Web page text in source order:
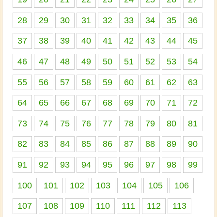
28 29 30 31 32 33 34 35 36
37 38 39 40 41 42 43 44 45
46 47 48 49 50 51 52 53 54
55 56 57 58 59 60 61 62 63
64 65 66 67 68 69 70 71 72
73 74 75 76 77 78 79 80 81
82 83 84 85 86 87 88 89 90
91 92 93 94 95 96 97 98 99
100 101 102 103 104 105 106
107 108 109 110 111 112 113